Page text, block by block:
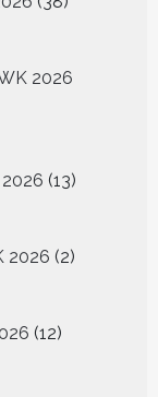
producten
2026
13
producten
2026 2
producten
12
producten